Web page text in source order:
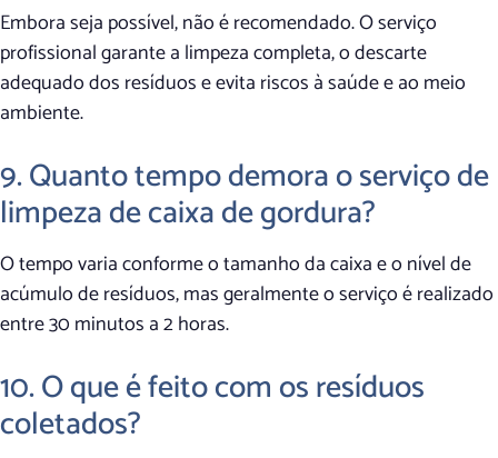
Embora seja possível, não é recomendado. O serviço
profissional garante a limpeza completa, o descarte
adequado dos resíduos e evita riscos à saúde e ao meio
ambiente.
9. Quanto tempo demora o serviço de
limpeza de caixa de gordura?
O tempo varia conforme o tamanho da caixa e o nível de
acúmulo de resíduos, mas geralmente o serviço é realizado
entre 30 minutos a 2 horas.
10. O que é feito com os resíduos
coletados?